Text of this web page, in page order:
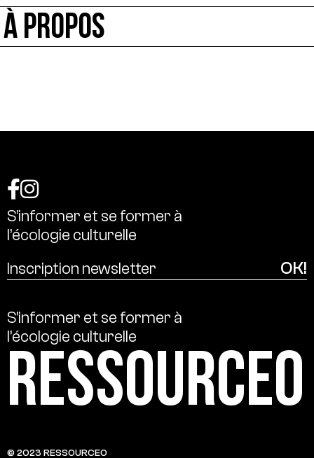
À PROPOS
S’informer et se former à
l’écologie culturelle
S’informer et se former à
l’écologie culturelle
Ressource0
© 2023 RESSOURCE0